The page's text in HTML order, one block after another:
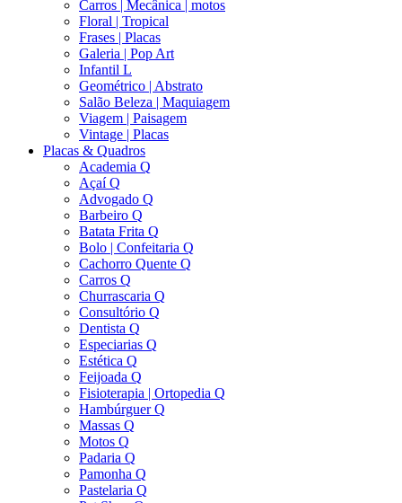
Carros | Mecânica | motos
Floral | Tropical
Frases | Placas
Galeria | Pop Art
Infantil L
Geométrico | Abstrato
Salão Beleza | Maquiagem
Viagem | Paisagem
Vintage | Placas
Placas & Quadros
Academia Q
Açaí Q
Advogado Q
Barbeiro Q
Batata Frita Q
Bolo | Confeitaria Q
Cachorro Quente Q
Carros Q
Churrascaria Q
Consultório Q
Dentista Q
Especiarias Q
Estética Q
Feijoada Q
Fisioterapia | Ortopedia Q
Hambúrguer Q
Massas Q
Motos Q
Padaria Q
Pamonha Q
Pastelaria Q